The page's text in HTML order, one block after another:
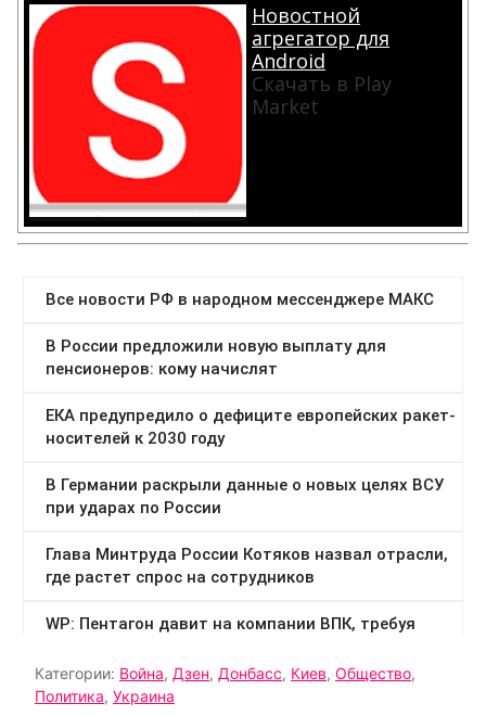
Новостной
агрегатор для
Android
Скачать в Play
Market
Категории: Война, Дзен, Донбасс, Киев, Общество,
Политика, Украина